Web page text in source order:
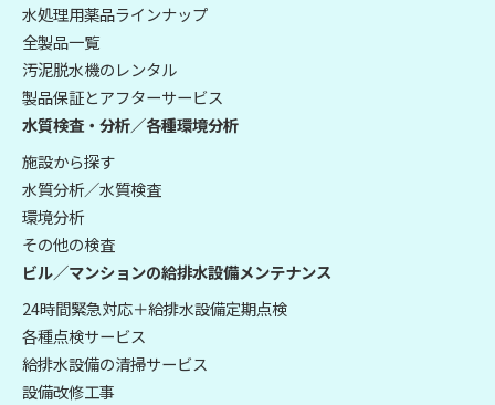
水処理用薬品ラインナップ
全製品一覧
汚泥脱水機のレンタル
製品保証とアフターサービス
水質検査・分析／各種環境分析
施設から探す
水質分析／水質検査
環境分析
その他の検査
ビル／マンションの給排水設備メンテナンス
24時間緊急対応＋給排水設備定期点検
各種点検サービス
給排水設備の清掃サービス
設備改修工事